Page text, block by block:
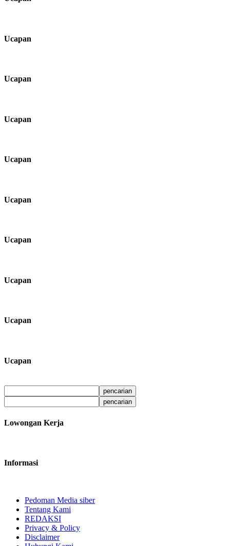
Ucapan
Ucapan
Ucapan
Ucapan
Ucapan
Ucapan
Ucapan
Ucapan
Ucapan
Lowongan Kerja
Informasi
Pedoman Media siber
Tentang Kami
REDAKSI
Privacy & Policy
Disclaimer